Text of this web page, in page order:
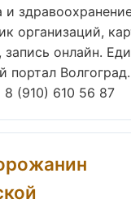
и
организаций,
запись онлайн.
портал
8 (910) 610 56 87